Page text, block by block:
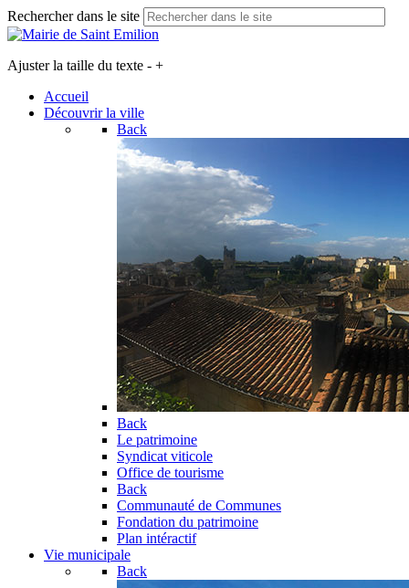
Rechercher dans le site
Ajuster la taille du texte - +
Accueil
Découvrir la ville
Back
Back
Le patrimoine
Syndicat viticole
Office de tourisme
Back
Communauté de Communes
Fondation du patrimoine
Plan intéractif
Vie municipale
Back